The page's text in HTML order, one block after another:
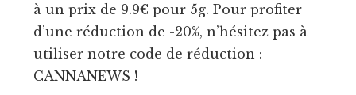
à un prix de 9.9€ pour 5g. Pour profiter
d’une réduction de -20%, n’hésitez pas à
utiliser notre code de réduction :
CANNANEWS !